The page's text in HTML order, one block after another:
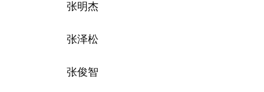
张明杰
张泽松
张俊智